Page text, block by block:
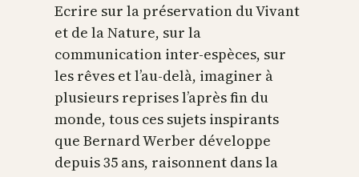
Ecrire sur la préservation du Vivant
et de la Nature, sur la
communication inter-espèces, sur
les rêves et l’au-delà, imaginer à
plusieurs reprises l’après fin du
monde, tous ces sujets inspirants
que Bernard Werber développe
depuis 35 ans, raisonnent dans la